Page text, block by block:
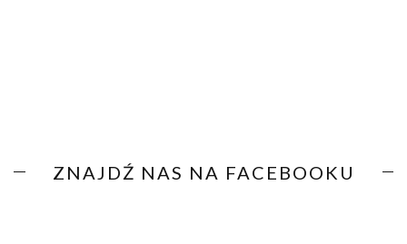
ZNAJDŹ NAS NA FACEBOOKU